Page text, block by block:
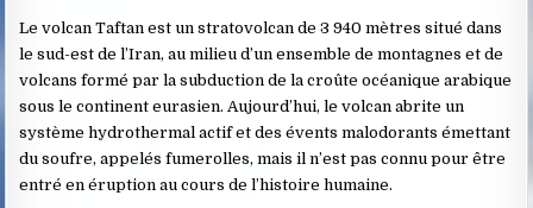
Le volcan Taftan est un stratovolcan de 3 940 mètres situé dans
le sud-est de l’Iran, au milieu d’un ensemble de montagnes et de
volcans formé par la subduction de la croûte océanique arabique
sous le continent eurasien. Aujourd’hui, le volcan abrite un
système hydrothermal actif et des évents malodorants émettant
du soufre, appelés fumerolles, mais il n’est pas connu pour être
entré en éruption au cours de l’histoire humaine.